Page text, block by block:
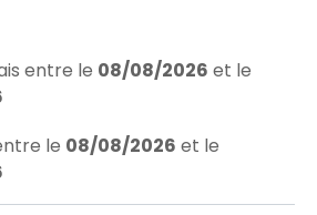
entre le 08/08/2026 et le
le 08/08/2026 et le